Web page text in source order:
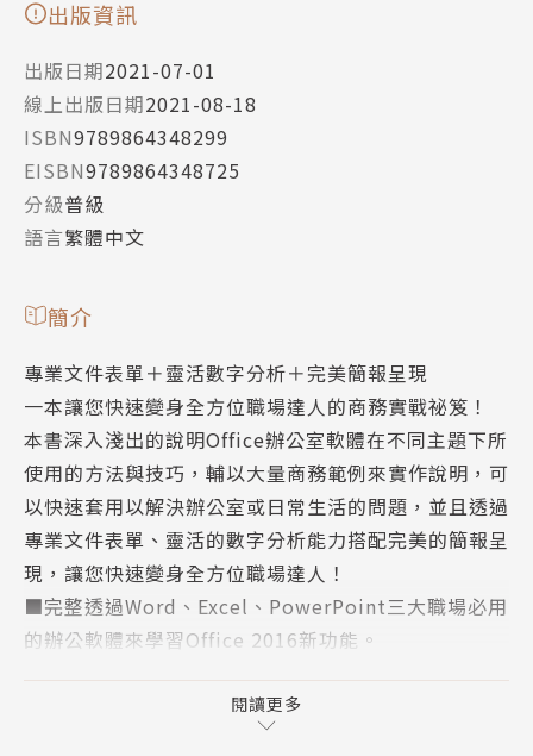
出版資訊
出版日期2021-07-01
線上出版日期2021-08-18
ISBN9789864348299
EISBN9789864348725
分級普級
語言繁體中文
簡介
專業文件表單＋靈活數字分析＋完美簡報呈現
一本讓您快速變身全方位職場達人的商務實戰祕笈！
本書深入淺出的說明Office辦公室軟體在不同主題下所
使用的方法與技巧，輔以大量商務範例來實作說明，可
以快速套用以解決辦公室或日常生活的問題，並且透過
專業文件表單、靈活的數字分析能力搭配完美的簡報呈
現，讓您快速變身全方位職場達人！
■完整透過Word、Excel、PowerPoint三大職場必用
的辦公軟體來學習Office 2016新功能。
解Office在企業中實際應用的層面。
■精選16個商務範例：如合約建立、業務績效、資產
閱讀更多